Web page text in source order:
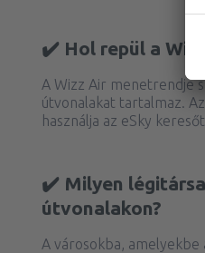
✔️ Hol repül a Wizz
A Wizz Air menetrendje
útvonalakat tartalmaz.
használja az eSky
✔️ Milyen
útvonalakon?
A városokba,